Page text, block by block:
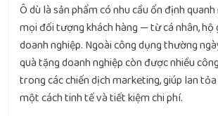
Ô dù là sản phẩm có nhu cầu ổn định
mọi đối tượng khách hàng — từ cá nhân, hộ
doanh nghiệp. Ngoài công dụng thường
quà tặng doanh nghiệp còn được nhiều
trong các chiến dịch marketing, giúp lan
một cách tinh tế và tiết kiệm chi phí.